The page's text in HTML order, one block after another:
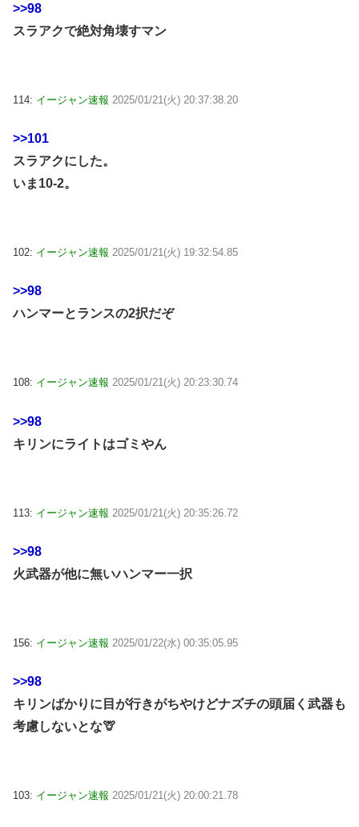
>>98
スラアクで絶対角壊すマン
114: イージャン速報 2025/01/21(火) 20:37:38.20
>>101
スラアクにした。
いま10-2。
102: イージャン速報 2025/01/21(火) 19:32:54.85
>>98
ハンマーとランスの2択だぞ
108: イージャン速報 2025/01/21(火) 20:23:30.74
>>98
キリンにライトはゴミやん
113: イージャン速報 2025/01/21(火) 20:35:26.72
>>98
火武器が他に無いハンマー一択
156: イージャン速報 2025/01/22(水) 00:35:05.95
>>98
キリンばかりに目が行きがちやけどナズチの頭届く武器も
考慮しないとな🦒
103: イージャン速報 2025/01/21(火) 20:00:21.78